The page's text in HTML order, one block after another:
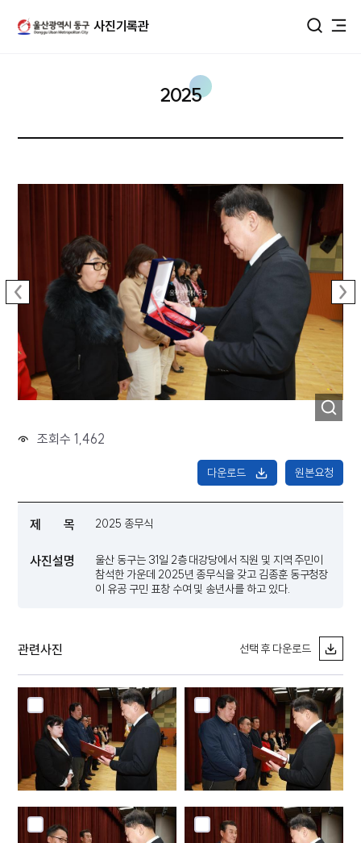
사진기록관
2025
조회수 1,462
다운로드 원본요청
제 목 2025 종무식
사진설명
울산 동구는 31일 2층 대강당에서 직원 및 지역 주민이
참석한 가운데 2025년 종무식을 갖고 김종훈 동구청장
이 유공 구민 표창 수여 및 송년사를 하고 있다.
관련사진 선택 후 다운로드